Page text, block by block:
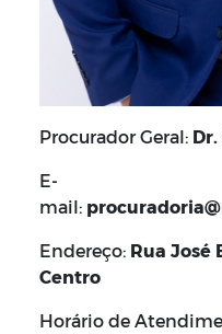
Procurador Geral:
E-
mail:
Endereço: Rua José
Centro
Horário de